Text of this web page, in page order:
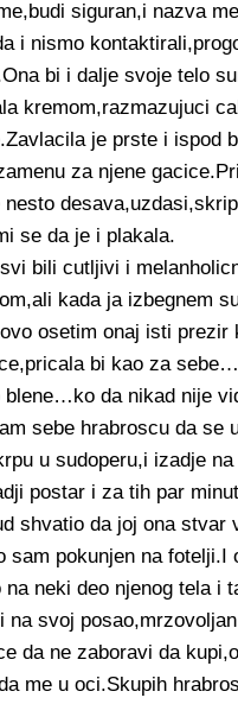
siguran,i nazva
i nismo
bi i dalje svoje telo
kremom,razmazujuci
je prste i ispod
za njene
nesto
se da je i plakala.
bili cutljivi i
kada ja izbegnem
osetim onaj isti prezir
bi kao za
blene…ko da nikad nije
sebe hrabroscu da se
u sudoperu,i izadje
postar i za tih par
shvatio da joj ona
sam pokunjen na
neki deo njenog tela i
na svoj
da ne zaboravi da
me u oci.Skupih